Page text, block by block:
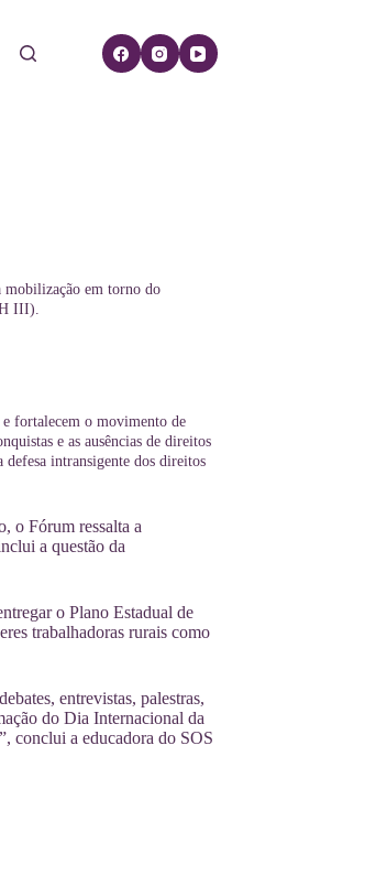
em torno do
III).
e fortalecem o movimento de
e as ausências de direitos
intransigente dos direitos
o Fórum ressalta a
a questão da
o Plano Estadual de
trabalhadoras rurais como
entrevistas, palestras,
do Dia Internacional da
conclui a educadora do SOS